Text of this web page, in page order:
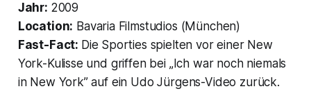
Jahr: 2009
Location: Bavaria Filmstudios (München)
Fast-Fact: Die Sporties spielten vor einer New
York-Kulisse und griffen bei „Ich war noch niemals
in New York” auf ein Udo Jürgens-Video zurück.